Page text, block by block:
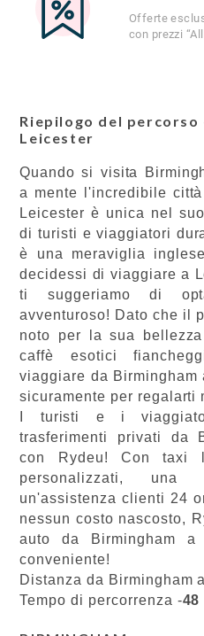
Offerte
con prezzi
Riepilogo del percorso
Leicester
Quando si visita
a mente l'incredibile
Leicester è unica nel
di turisti e viaggiatori
è una meraviglia
decidessi di viaggiare a
ti suggeriamo di
avventuroso! Dato che il
noto per la sua
caffè esotici
viaggiare da
sicuramente per regalarti
I turisti e i
trasferimenti privati da
con Rydeu! Con taxi
personalizzati,
un'assistenza clienti 24
nessun costo nascosto,
auto da Birmingham
conveniente!
Distanza da Birmingham
Tempo di percorrenza -48